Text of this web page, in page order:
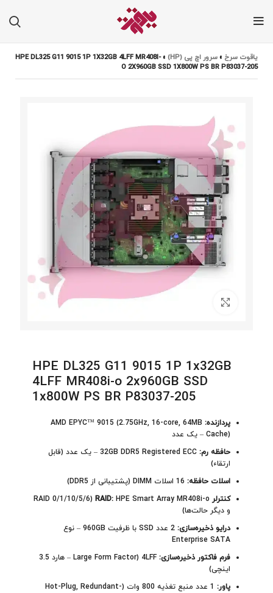
یاقوت سرخ »سرور اچ پی (HP) »
HPE DL325 G11 9015 1P 1X32GB 4LFF MR408I-
O 2X960GB SSD 1X800W PS BR P83037-205
برای بزرگنمایی کلیک کنید
HPE DL325 G11 9015 1P 1x32GB
4LFF MR408i-o 2x960GB SSD
1x800W PS BR P83037-205
پردازنده: AMD EPYC™ 9015 (2.75GHz, 16-core, 64MB
Cache) – یک عدد
حافظه رم:
32GB DDR5 Registered ECC – یک عدد (قابل
ارتقاء)
اسلات حافظه:
کنترلر RAID:
HPE Smart Array MR408i-o (RAID 0/1/10/5/6
و دیگر حالت‌ها)
درایو ذخیره‌سازی:
2 عدد SSD با ظرفیت 960GB – نوع
Enterprise SATA
فرم فاکتور ذخیره‌سازی:
4LFF (Large Form Factor – هارد 3.5
اینچی)
پاور:
1 عدد منبع تغذیه 800 وات (Hot-Plug, Redundant-